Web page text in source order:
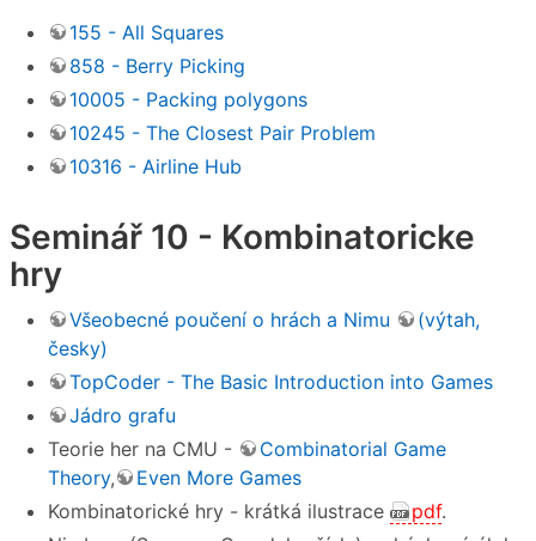
155 - All Squares
858 - Berry Picking
10005 - Packing polygons
10245 - The Closest Pair Problem
10316 - Airline Hub
Seminář 10 - Kombinatoricke
hry
Všeobecné poučení o hrách a Nimu
(výtah,
česky)
TopCoder - The Basic Introduction into Games
Jádro grafu
Teorie her na CMU -
Combinatorial Game
Theory,
Even More Games
Kombinatorické hry - krátká ilustrace
pdf.